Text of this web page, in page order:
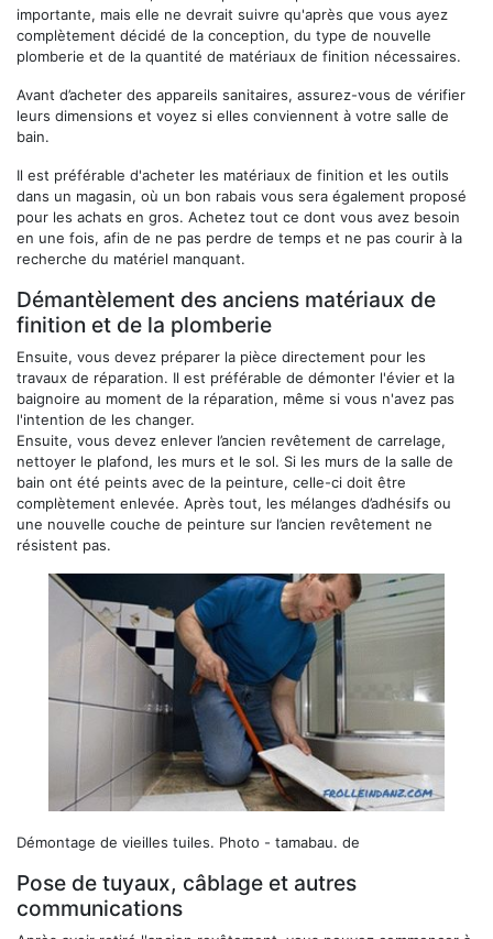
importante, mais elle ne devrait suivre qu'après que vous ayez
complètement décidé de la conception, du type de nouvelle
plomberie et de la quantité de matériaux de finition nécessaires.
Avant d’acheter des appareils sanitaires, assurez-vous de vérifier
leurs dimensions et voyez si elles conviennent à votre salle de
bain.
Il est préférable d'acheter les matériaux de finition et les outils
dans un magasin, où un bon rabais vous sera également proposé
pour les achats en gros. Achetez tout ce dont vous avez besoin
en une fois, afin de ne pas perdre de temps et ne pas courir à la
recherche du matériel manquant.
Démantèlement des anciens matériaux de
finition et de la plomberie
Ensuite, vous devez préparer la pièce directement pour les
travaux de réparation. Il est préférable de démonter l'évier et la
baignoire au moment de la réparation, même si vous n'avez pas
l'intention de les changer.
Ensuite, vous devez enlever l’ancien revêtement de carrelage,
nettoyer le plafond, les murs et le sol. Si les murs de la salle de
bain ont été peints avec de la peinture, celle-ci doit être
complètement enlevée. Après tout, les mélanges d’adhésifs ou
une nouvelle couche de peinture sur l’ancien revêtement ne
résistent pas.
Démontage de vieilles tuiles. Photo - tamabau. de
Pose de tuyaux, câblage et autres
communications